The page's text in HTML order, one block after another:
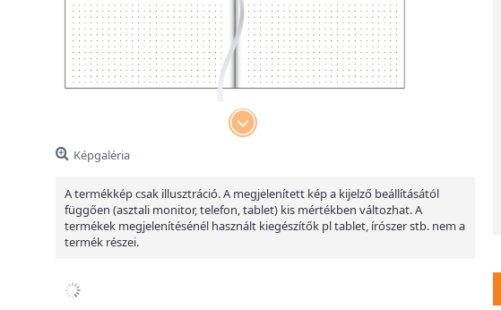
Képgaléria
A termékkép csak illusztráció. A megjelenített kép a kijelző beállításától
függően (asztali monitor, telefon, tablet) kis mértékben változhat. A
termékek megjelenítésénél használt kiegészítők pl tablet, írószer stb. nem a
termék részei.